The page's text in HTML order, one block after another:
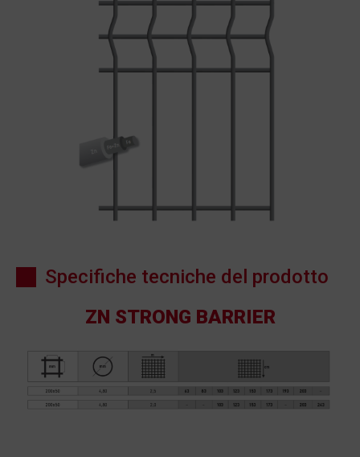
Specifiche tecniche del prodotto
ZN STRONG BARRIER